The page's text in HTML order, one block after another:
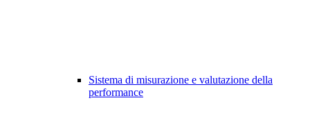
Sistema di misurazione e valutazione della
performance